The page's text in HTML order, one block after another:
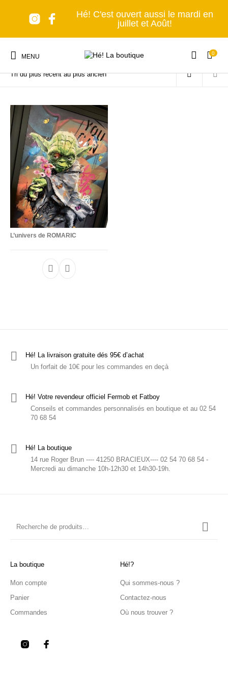
Hé! C'est ouvert aussi le mardi en
juillet et Août!
MENU 0
Nouveaux produits Les accessoires
Nomade forever
Lumière, s'il vous
plaît!
Hé! les T-shirts
Accueil / La boutique Produits identifiés “Romaric”
L’univers de ROMARIC
Hé! La livraison gratuite dés 95€ d’achat
Un forfait de 10€ pour les commandes en deçà
Hé! Votre revendeur officiel Fermob et Fatboy
Conseils et commandes personnalisés en boutique et au 02 54
70 68 54
Hé! La boutique
14 rue Roger Brun ---- 41250 BRACIEUX---- 02 54 70 68 54 -
Mercredi au dimanche 10h-12h30 et 14h30-19h.
La boutique
Mon compte
Panier
Commandes
Hé!?
Qui sommes-nous ?
Contactez-nous
Où nous trouver ?